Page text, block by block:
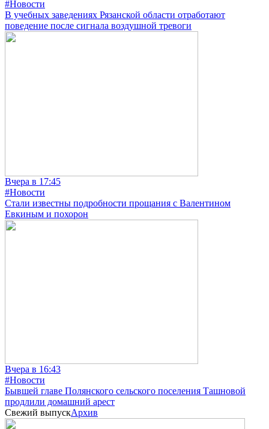
#Новости
В учебных заведениях Рязанской области отработают
поведение после сигнала воздушной тревоги
Вчера в 17:45
#Новости
Стали известны подробности прощания с Валентином
Евкиным и похорон
Вчера в 16:43
#Новости
Бывшей главе Полянского сельского поселения Ташновой
продлили домашний арест
Свежий выпускАрхив